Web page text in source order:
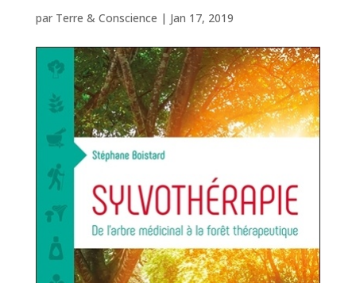
par Terre & Conscience | Jan 17, 2019